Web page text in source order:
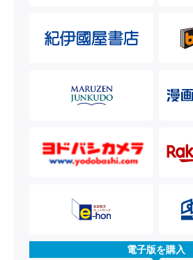
電子版を購入